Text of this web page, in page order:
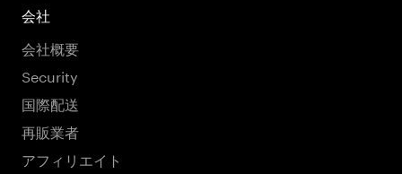
会社
会社概要
Security
国際配送
再販業者
アフィリエイト